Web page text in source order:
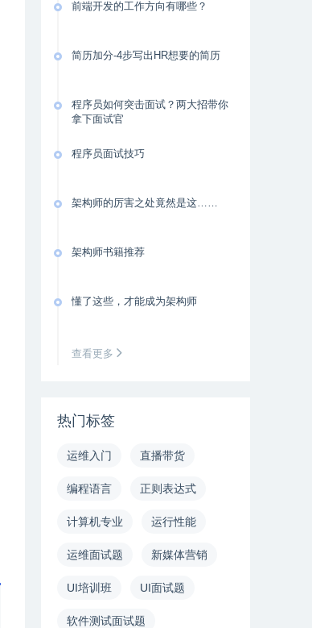
前端开发的工作方向有哪些？
简历加分-4步写出HR想要的简历
程序员如何突击面试？两大招带你
拿下面试官
程序员面试技巧
架构师的厉害之处竟然是这……
架构师书籍推荐
懂了这些，才能成为架构师
查看更多
热门标签
运维入门 直播带货
编程语言 正则表达式
计算机专业 运行性能
运维面试题 新媒体营销
UI培训班 UI面试题
软件测试面试题